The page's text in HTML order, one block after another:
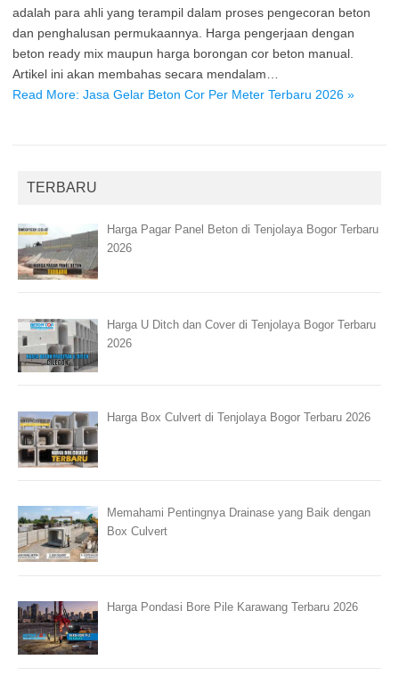
adalah para ahli yang terampil dalam proses pengecoran beton
dan penghalusan permukaannya. Harga pengerjaan dengan
beton ready mix maupun harga borongan cor beton manual.
Artikel ini akan membahas secara mendalam…
Read More: Jasa Gelar Beton Cor Per Meter Terbaru 2026 »
TERBARU
Harga Pagar Panel Beton di Tenjolaya Bogor Terbaru
2026
Harga U Ditch dan Cover di Tenjolaya Bogor Terbaru
2026
Harga Box Culvert di Tenjolaya Bogor Terbaru 2026
Memahami Pentingnya Drainase yang Baik dengan
Box Culvert
Harga Pondasi Bore Pile Karawang Terbaru 2026